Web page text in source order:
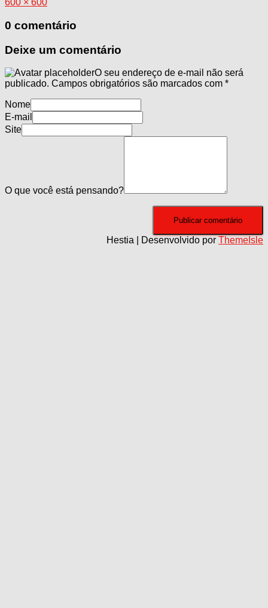
600 × 600
0 comentário
Deixe um comentário
O seu endereço de e-mail não será
publicado. Campos obrigatórios são marcados com *
Nome
E-mail
Site
O que você está pensando?
Hestia | Desenvolvido por ThemeIsle